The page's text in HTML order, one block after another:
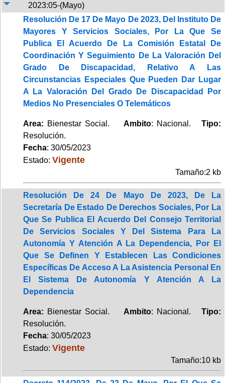
2023:05-(Mayo)
Resolución De 17 De Mayo De 2023, Del Instituto De
Mayores Y Servicios Sociales, Por La Que Se
Publica El Acuerdo De La Comisión Estatal De
Coordinación Y Seguimiento De La Valoración Del
Grado De Discapacidad, Relativo A Las
Circunstancias Especiales Que Pueden Dar Lugar
A La Valoración Del Grado De Discapacidad Por
Medios No Presenciales O Telemáticos
Area: Bienestar Social. Ambito: Nacional. Tipo:
Resolución.
Fecha: 30/05/2023
Estado: Vigente
Tamaño:2 kb
Resolución De 24 De Mayo De 2023, De La
Secretaría De Estado De Derechos Sociales, Por La
Que Se Publica El Acuerdo Del Consejo Territorial
De Servicios Sociales Y Del Sistema Para La
Autonomía Y Atención A La Dependencia, Por El
Que Se Definen Y Establecen Las Condiciones
Específicas De Acceso A La Asistencia Personal En
El Sistema De Autonomía Y Atención A La
Dependencia
Area: Bienestar Social. Ambito: Nacional. Tipo:
Resolución.
Fecha: 30/05/2023
Estado: Vigente
Tamaño:10 kb